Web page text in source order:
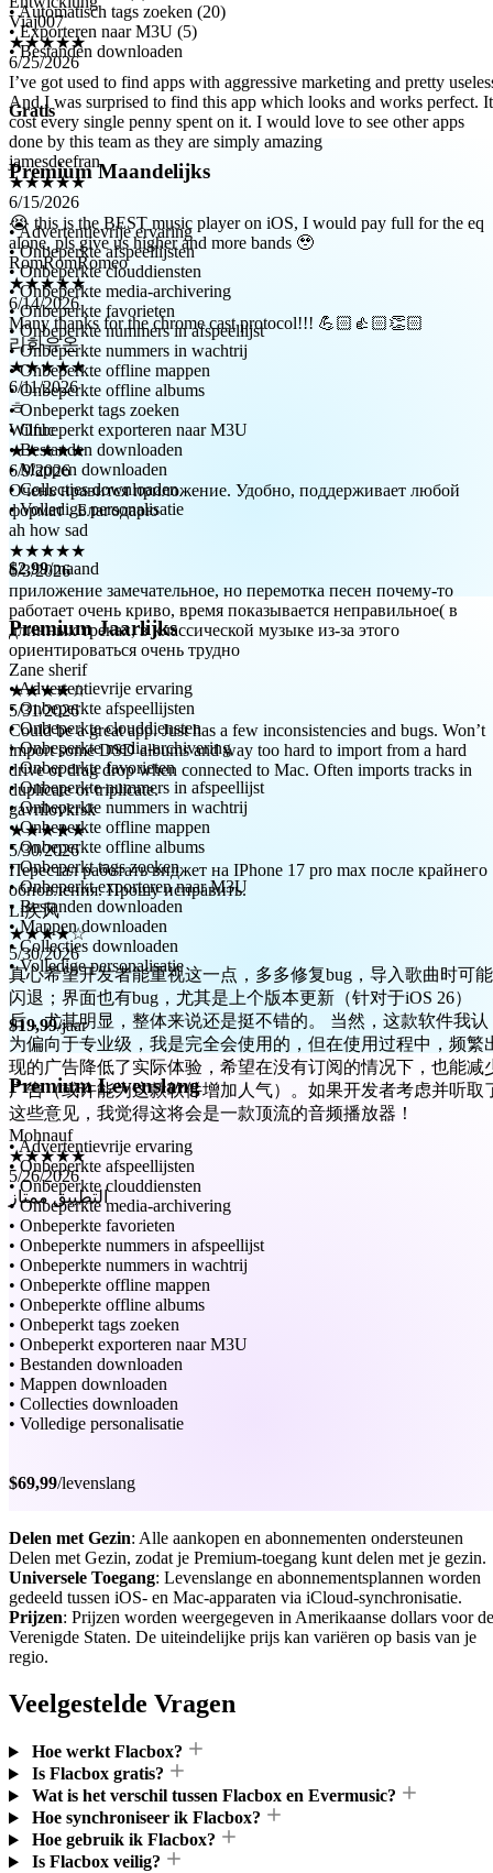
★★★★★
6/25/2026
I’ve got used to find apps with aggressive marketing and pretty
And I was surprised to find this app which looks and works perfect. It
cost every single penny spent on it. I would love to see other apps
done by this team as they are simply amazing
jamesdeefran
★★★★★
6/15/2026
😭 this is the BEST music player on iOS, I would pay full for the eq
alone, pls give us higher and more bands 🥹
RomRomRomeo
★★★★★
6/14/2026
Many thanks for the chrome cast protocol!!! 💪🏻👍🏻👏🏻
리화유온
★★★★★
6/11/2026
ㅎ
Wilfuc
★★★★★
6/9/2026
Очень нравится приложение. Удобно, поддерживает любой
формат . Благодарю
ah how sad
★★★★★
6/3/2026
приложение замечательное, но перемотка песен почему-то
работает очень криво, время показывается неправильное( в
длинных треках, в классической музыке из-за этого
ориентироваться очень трудно
Zane sherif
★★★★☆
5/31/2026
Could be a great app. Just has a few inconsistencies and bugs. Won’t
import some DSD albums and way too hard to import from a hard
drive or drag drop when connected to Mac. Often imports tracks in
duplicate or triplicate.
gavrilovkrsk
★★★★★
5/30/2026
Перестал работать виджет на IPhone 17 pro max после крайнего
обновления. Прошу исправить.
Li疾风
★★★★☆
5/30/2026
真心希望开发者能重视这一点，多多修复bug，导入歌曲时可能
闪退；界面也有bug，尤其是上个版本更新（针对于iOS 26）
后，尤其明显，整体来说还是挺不错的。 当然，这款软件我认
为偏向于专业级，我是完全会使用的，但在使用过程中，频繁
现的广告降低了实际体验，希望在没有订阅的情况下，也能减
广告（或许能为这款软件增加人气）。如果开发者考虑并听取
这些意见，我觉得这将会是一款顶流的音频播放器！
Mohnauf
★★★★★
5/26/2026
التطبيق ممتاز
• Automatisch tags zoeken (20)
• Exporteren naar M3U (5)
• Bestanden downloaden
Gratis
Premium Maandelijks
• Advertentievrije ervaring
• Onbeperkte afspeellijsten
• Onbeperkte clouddiensten
• Onbeperkte media-archivering
• Onbeperkte favorieten
• Onbeperkte nummers in afspeellijst
• Onbeperkte nummers in wachtrij
• Onbeperkte offline mappen
• Onbeperkte offline albums
• Onbeperkt tags zoeken
• Onbeperkt exporteren naar M3U
• Bestanden downloaden
• Mappen downloaden
• Collecties downloaden
• Volledige personalisatie
$2,99/maand
Premium Jaarlijks
• Advertentievrije ervaring
• Onbeperkte afspeellijsten
• Onbeperkte clouddiensten
• Onbeperkte media-archivering
• Onbeperkte favorieten
• Onbeperkte nummers in afspeellijst
• Onbeperkte nummers in wachtrij
• Onbeperkte offline mappen
• Onbeperkte offline albums
• Onbeperkt tags zoeken
• Onbeperkt exporteren naar M3U
• Bestanden downloaden
• Mappen downloaden
• Collecties downloaden
• Volledige personalisatie
$19,99/jaar
Premium Levenslang
• Advertentievrije ervaring
• Onbeperkte afspeellijsten
• Onbeperkte clouddiensten
• Onbeperkte media-archivering
• Onbeperkte favorieten
• Onbeperkte nummers in afspeellijst
• Onbeperkte nummers in wachtrij
• Onbeperkte offline mappen
• Onbeperkte offline albums
• Onbeperkt tags zoeken
• Onbeperkt exporteren naar M3U
• Bestanden downloaden
• Mappen downloaden
• Collecties downloaden
• Volledige personalisatie
$69,99/levenslang
Delen met Gezin: Alle aankopen en abonnementen ondersteunen
Delen met Gezin, zodat je Premium-toegang kunt delen met je gezin.
Universele Toegang: Levenslange en abonnementsplannen worden
gedeeld tussen iOS- en Mac-apparaten via iCloud-synchronisatie.
Prijzen: Prijzen worden weergegeven in Amerikaanse dollars voor de
Verenigde Staten. De uiteindelijke prijs kan variëren op basis van je
regio.
Veelgestelde Vragen
Hoe werkt Flacbox?
Is Flacbox gratis?
Wat is het verschil tussen Flacbox en Evermusic?
Hoe synchroniseer ik Flacbox?
Hoe gebruik ik Flacbox?
Is Flacbox veilig?